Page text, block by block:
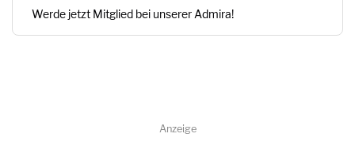
Werde jetzt Mitglied bei unserer Admira!
Anzeige